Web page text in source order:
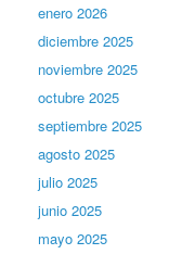
enero 2026
diciembre 2025
noviembre 2025
octubre 2025
septiembre 2025
agosto 2025
julio 2025
junio 2025
mayo 2025